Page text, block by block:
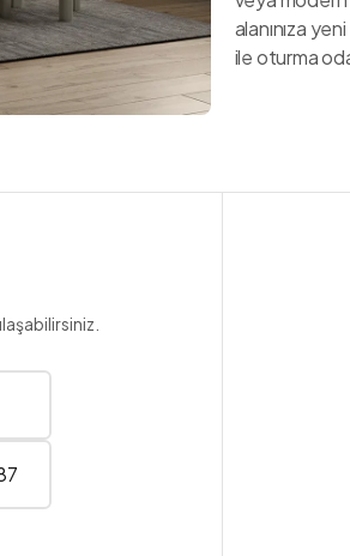
alanınıza
ile oturma